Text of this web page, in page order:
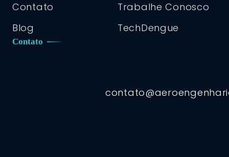
Contato
Trabalhe Conosco
Blog
TechDengue
Contato